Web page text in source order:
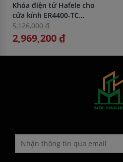
Khóa điện tử Hafele cho
cửa kính ER4400-TC
912.05.700
5,126,000 ₫
2,969,200 ₫